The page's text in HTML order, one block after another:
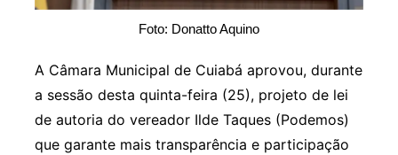
Foto: Donatto Aquino
A Câmara Municipal de Cuiabá aprovou, durante
a sessão desta quinta-feira (25), projeto de lei
de autoria do vereador Ilde Taques (Podemos)
que garante mais transparência e participação